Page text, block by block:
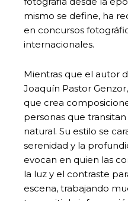
mismo se define, ha
en concursos
internacionales.
Mientras que el autor
Joaquín Pastor
que crea
personas que
natural. Su estilo se
serenidad y la
evocan en quien las
la luz y el contraste
escena, trabajando